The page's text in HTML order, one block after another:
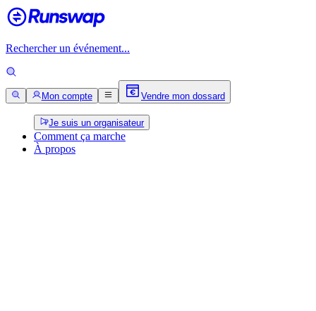
Rechercher un événement...
Mon compte Vendre mon dossard
Je suis un organisateur
Comment ça marche
À propos